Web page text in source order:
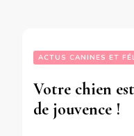
ACTUS CANINES ET
Votre chien
de jouvence !